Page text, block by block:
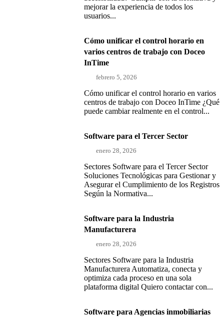
mejorar la experiencia de todos los
usuarios...
Cómo unificar el control horario en
varios centros de trabajo con Doceo
InTime
febrero 5, 2026
Cómo unificar el control horario en varios
centros de trabajo con Doceo InTime ¿Qué
puede cambiar realmente en el control...
Software para el Tercer Sector
enero 28, 2026
Sectores Software para el Tercer Sector
Soluciones Tecnológicas para Gestionar y
Asegurar el Cumplimiento de los Registros
Según la Normativa...
Software para la Industria
Manufacturera
enero 28, 2026
Sectores Software para la Industria
Manufacturera Automatiza, conecta y
optimiza cada proceso en una sola
plataforma digital Quiero contactar con...
Software para Agencias inmobiliarias